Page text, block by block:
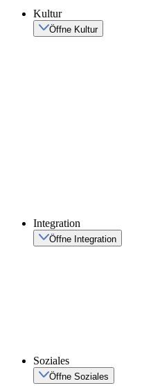
Kultur
Öffne Kultur
Integration
Öffne Integration
Soziales
Öffne Soziales